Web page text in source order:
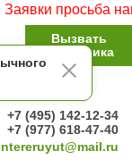
Вызвать
замерщика
+7 (495) 142-12-34
+7 (977) 618-47-40